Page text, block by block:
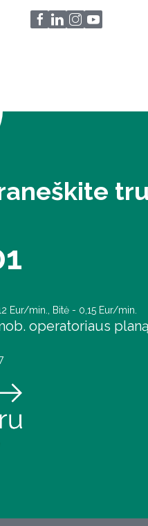
Eur/min., Bitė - 0,15 Eur/min.
operatoriaus